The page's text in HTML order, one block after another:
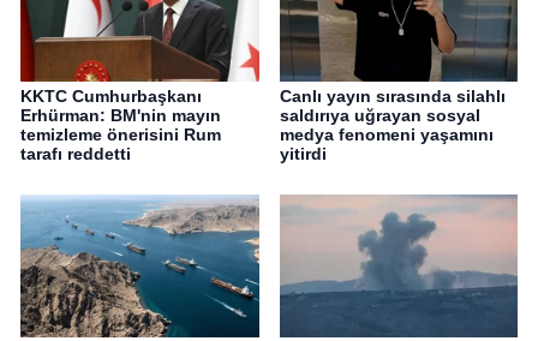
KKTC Cumhurbaşkanı
Erhürman: BM'nin mayın
temizleme önerisini Rum
tarafı reddetti
Canlı yayın sırasında silahlı
saldırıya uğrayan sosyal
medya fenomeni yaşamını
yitirdi